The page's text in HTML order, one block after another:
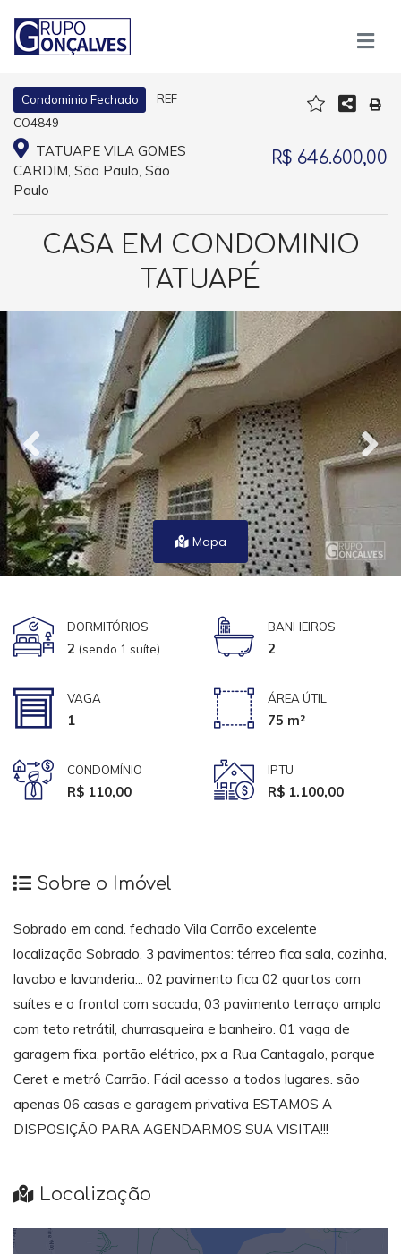
Condominio Fechado
REF
CO4849
TATUAPE VILA GOMES
CARDIM, São Paulo, São
Paulo
R$ 646.600,00
CASA EM CONDOMINIO
TATUAPÉ
Mapa
DORMITÓRIOS
2 (sendo 1 suíte)
BANHEIROS
2
VAGA
1
ÁREA ÚTIL
75 m²
CONDOMÍNIO
R$ 110,00
IPTU
R$ 1.100,00
Sobre o Imóvel
Sobrado em cond. fechado Vila Carrão excelente
localização Sobrado, 3 pavimentos: térreo fica sala, cozinha,
lavabo e lavanderia... 02 pavimento fica 02 quartos com
suítes e o frontal com sacada; 03 pavimento terraço amplo
com teto retrátil, churrasqueira e banheiro. 01 vaga de
garagem fixa, portão elétrico, px a Rua Cantagalo, parque
Ceret e metrô Carrão. Fácil acesso a todos lugares. são
apenas 06 casas e garagem privativa ESTAMOS A
DISPOSIÇÃO PARA AGENDARMOS SUA VISITA!!!
Localização